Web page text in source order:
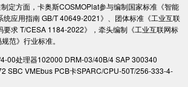
定方面，卡奥斯COSMOPlat参与编制国家标准《智能
统应用指南 GB/T 40649-2021》、团体标准《工业互联
要求 T/CESA 1184-2022》，牵头编制《工业互联网标
范》行业标准。
00处理器102000 DRM-03/40B/4 SAP 300340
SBC VMEbus PCB卡SPARC/CPU-50T/256-333-4-